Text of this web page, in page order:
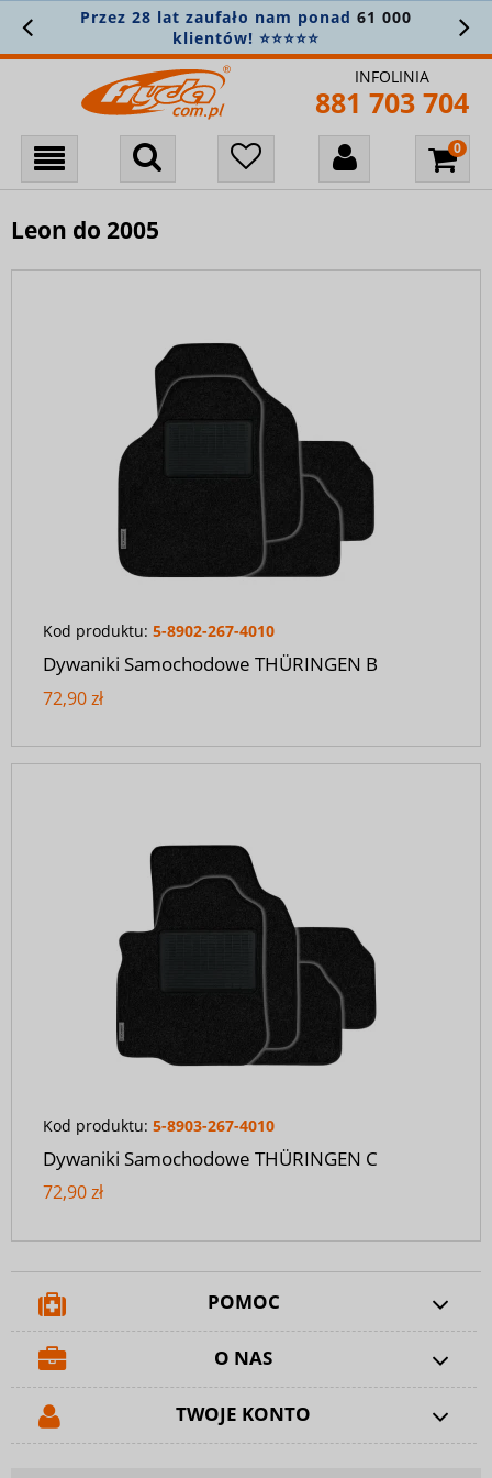
Przez 28 lat zaufało nam ponad 61 000
klientów! ⭐⭐⭐⭐⭐
INFOLINIA
881 703 704
Leon do 2005
Kod produktu: 5-8902-267-4010
Dywaniki Samochodowe THÜRINGEN B
72,90 zł
Kod produktu: 5-8903-267-4010
Dywaniki Samochodowe THÜRINGEN C
72,90 zł
POMOC
O NAS
TWOJE KONTO